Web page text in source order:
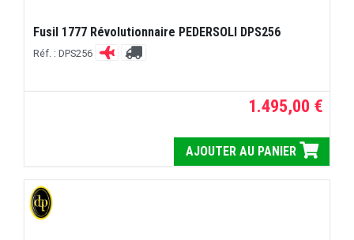
Fusil 1777 Révolutionnaire PEDERSOLI DPS256
Réf. : DPS256
1.495,00 €
AJOUTER AU PANIER